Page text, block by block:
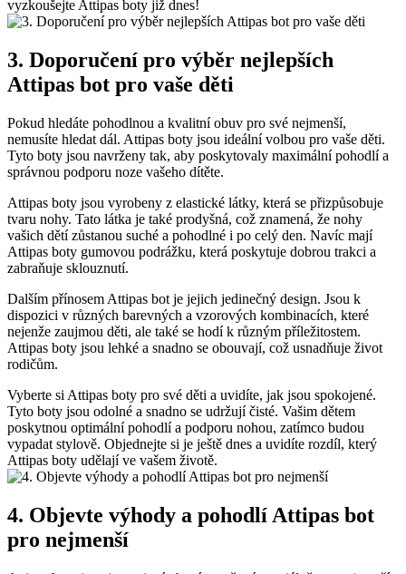
vyzkoušejte Attipas boty již dnes!
3. Doporučení pro výběr nejlepších
Attipas bot pro vaše ⁢děti
Pokud hledáte pohodlnou a kvalitní⁢ obuv pro své nejmenší,
nemusíte hledat dál. Attipas boty jsou ideální volbou pro vaše děti.
Tyto boty jsou navrženy tak,‌ aby poskytovaly maximální pohodlí a
správnou podporu noze vašeho dítěte.
Attipas boty‍ jsou vyrobeny z​ elastické látky, která⁢ se přizpůsobuje
tvaru nohy. Tato látka je také​ prodyšná, což znamená, že nohy
vašich dětí zůstanou suché⁤ a pohodlné i​ po celý⁢ den. Navíc mají
Attipas boty gumovou podrážku, která poskytuje dobrou trakci a
zabraňuje sklouznutí.
Dalším přínosem Attipas bot je jejich jedinečný design. Jsou k
dispozici v různých barevných a ⁣vzorových kombinacích, které​
nejenže zaujmou děti,⁤ ale také se‌ hodí k různým příležitostem.
Attipas boty jsou lehké a snadno se obouvají, což usnadňuje ⁢život
rodičům.
Vyberte si Attipas boty pro své děti a ⁤uvidíte, jak jsou spokojené.
Tyto boty jsou ⁢odolné a snadno se udržují čisté. Vašim​ dětem
⁣poskytnou​ optimální ​pohodlí a podporu nohou, zatímco ⁢budou
vypadat stylově. Objednejte si je ještě dnes a uvidíte rozdíl, který
Attipas boty udělají ve vašem životě.
4. Objevte výhody a pohodlí ⁣Attipas bot
pro nejmenší